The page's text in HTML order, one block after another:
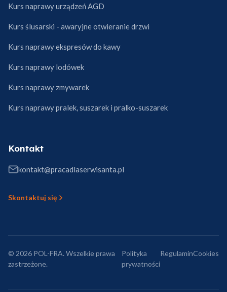
Kurs naprawy urządzeń AGD
Kurs ślusarski - awaryjne otwieranie drzwi
Kurs naprawy ekspresów do kawy
Kurs naprawy lodówek
Kurs naprawy zmywarek
Kurs naprawy pralek, suszarek i pralko-suszarek
Kontakt
kontakt@pracadlaserwisanta.pl
Skontaktuj się
© 2026 POL-FRA. Wszelkie prawa
zastrzeżone.
Polityka
prywatności
RegulaminCookies